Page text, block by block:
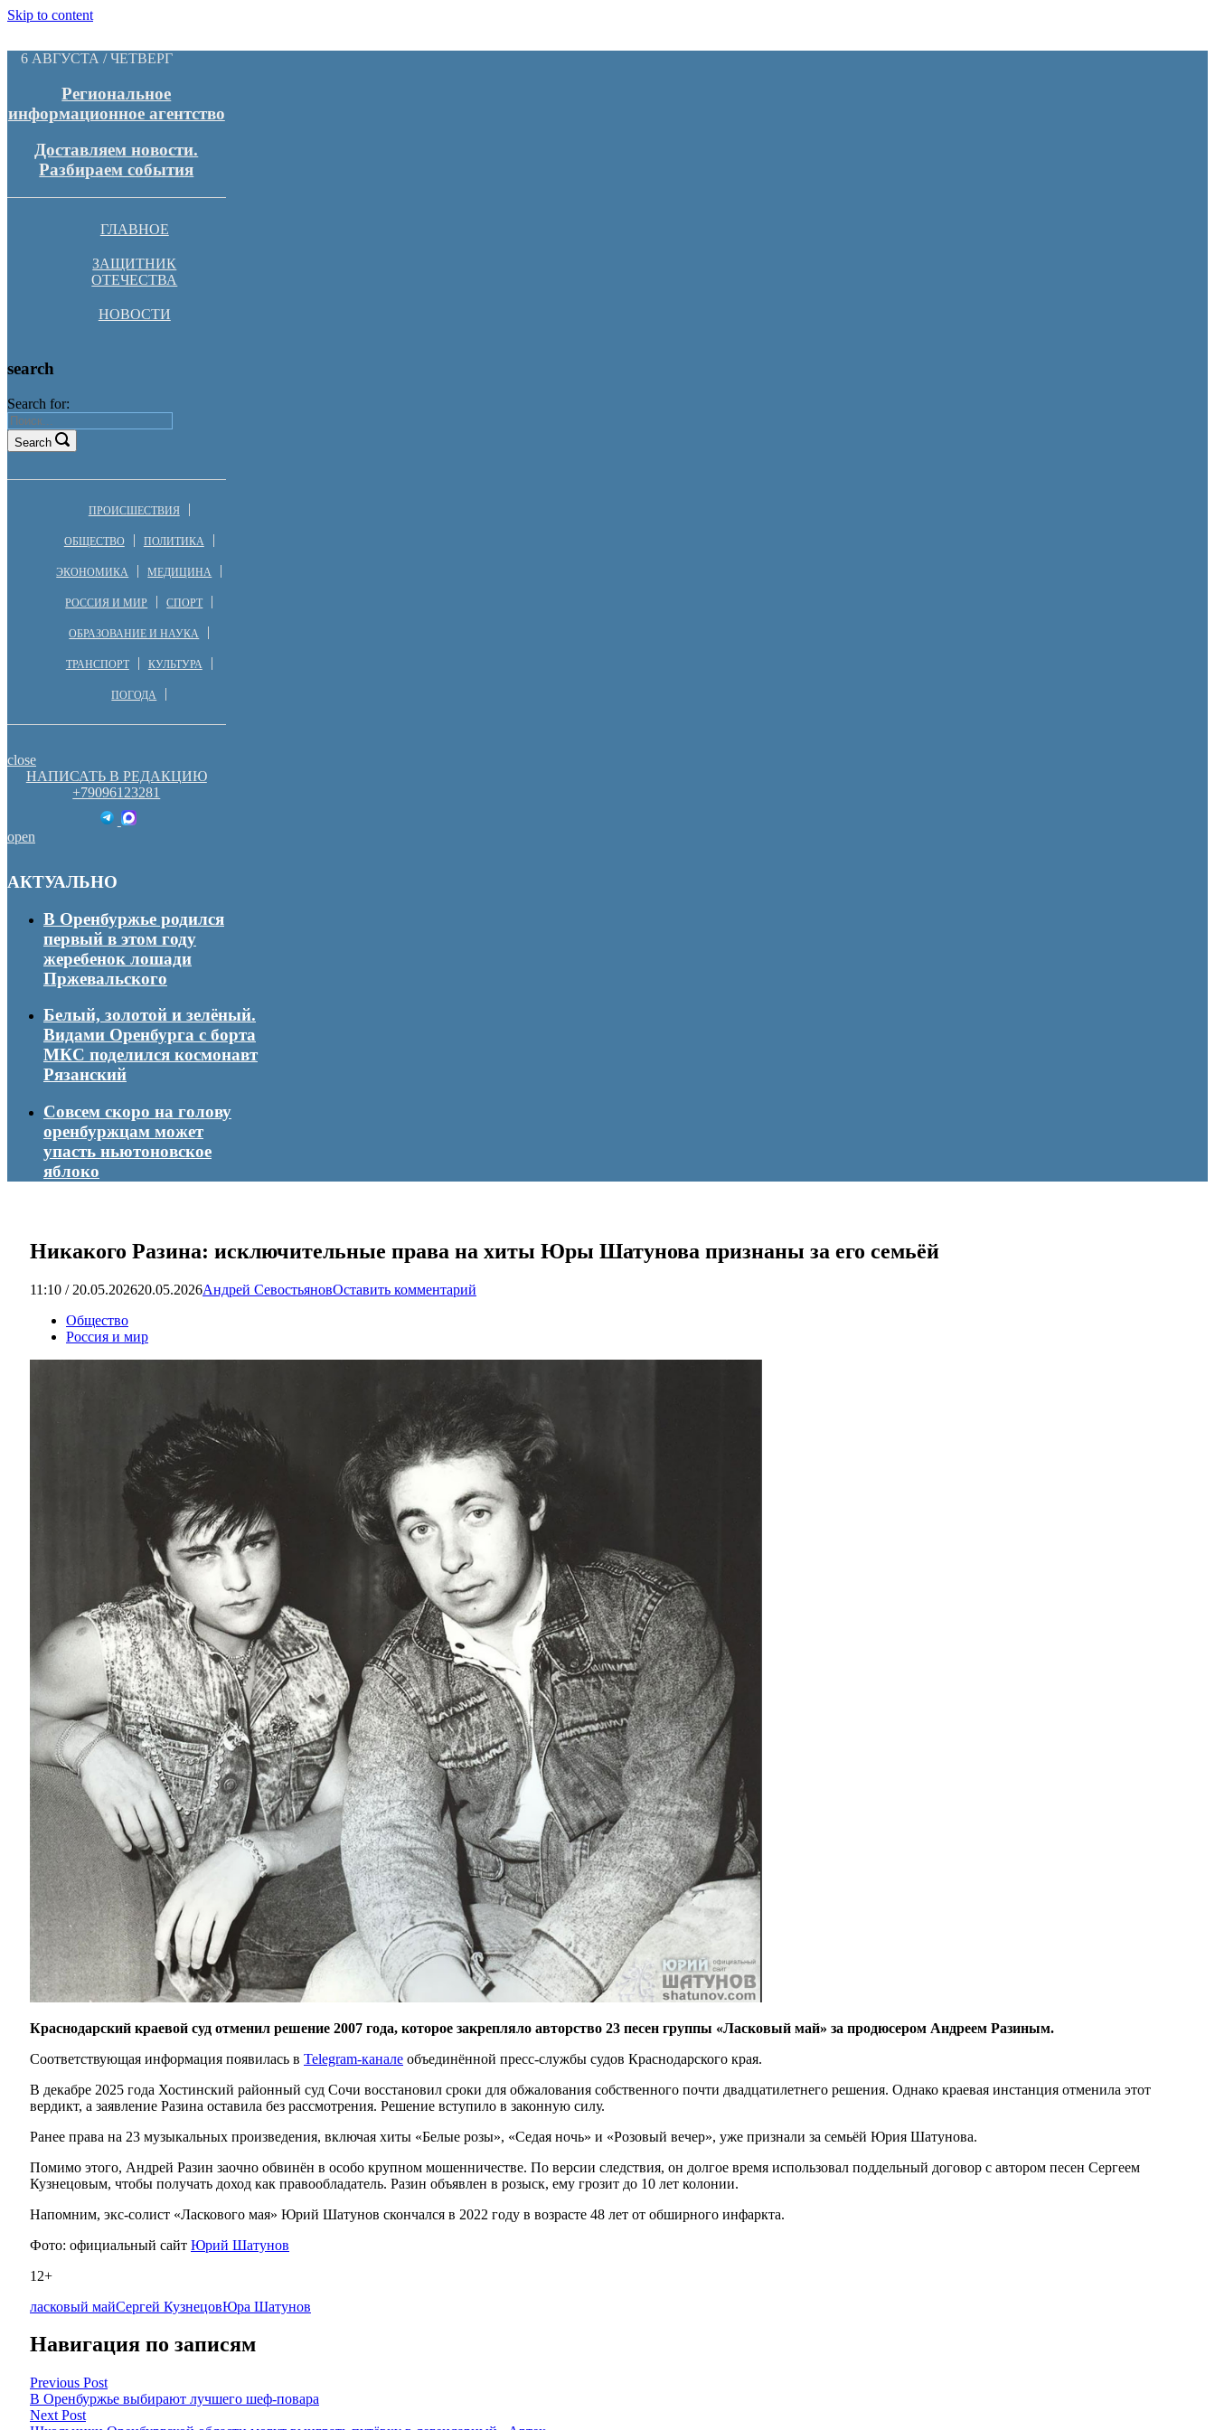
Skip to content
6 АВГУСТА / ЧЕТВЕРГ
Региональное
информационное агентство
Доставляем новости.
Разбираем события
ГЛАВНОЕ
ЗАЩИТНИК
ОТЕЧЕСТВА
НОВОСТИ
search
Search for:
Search
ПРОИСШЕСТВИЯ
ОБЩЕСТВО ПОЛИТИКА
ЭКОНОМИКА МЕДИЦИНА
РОССИЯ И МИР СПОРТ
ОБРАЗОВАНИЕ И НАУКА
ТРАНСПОРТ КУЛЬТУРА
ПОГОДА
close
НАПИСАТЬ В РЕДАКЦИЮ
+79096123281
open
АКТУАЛЬНО
В Оренбуржье родился
первый в этом году
жеребенок лошади
Пржевальского
Белый, золотой и зелёный.
Видами Оренбурга с борта
МКС поделился космонавт
Рязанский
Совсем скоро на голову
оренбуржцам может
упасть ньютоновское
яблоко
Никакого Разина: исключительные права на хиты Юры Шатунова признаны за его семьёй
11:10 / 20.05.202620.05.2026Андрей СевостьяновОставить комментарий
Общество
Россия и мир
Краснодарский краевой суд отменил решение 2007 года, которое закрепляло авторство 23 песен группы «Ласковый май» за продюсером Андреем Разиным.
Соответствующая информация появилась в Telegram-канале объединённой пресс-службы судов Краснодарского края.
В декабре 2025 года Хостинский районный суд Сочи восстановил сроки для обжалования собственного почти двадцатилетнего решения. Однако краевая инстанция отменила этот
вердикт, а заявление Разина оставила без рассмотрения. Решение вступило в законную силу.
Ранее права на 23 музыкальных произведения, включая хиты «Белые розы», «Седая ночь» и «Розовый вечер», уже признали за семьёй Юрия Шатунова.
Помимо этого, Андрей Разин заочно обвинён в особо крупном мошенничестве. По версии следствия, он долгое время использовал поддельный договор с автором песен Сергеем
Кузнецовым, чтобы получать доход как правообладатель. Разин объявлен в розыск, ему грозит до 10 лет колонии.
Напомним, экс-солист «Ласкового мая» Юрий Шатунов скончался в 2022 году в возрасте 48 лет от обширного инфаркта.
Фото: официальный сайт Юрий Шатунов
12+
ласковый майСергей КузнецовЮра Шатунов
Навигация по записям
Previous Post
В Оренбуржье выбирают лучшего шеф-повара
Next Post